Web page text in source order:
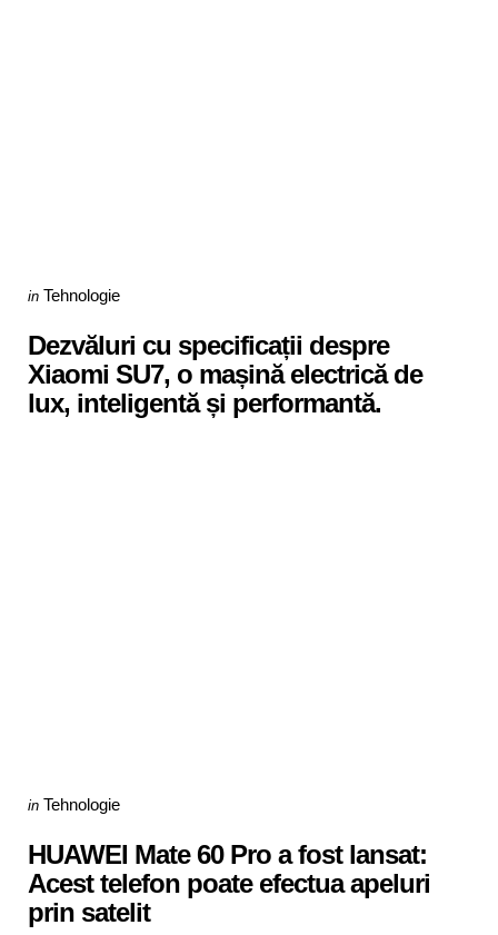
Categories
Posted
in Tehnologie
Dezvăluri cu specificații despre
Xiaomi SU7, o mașină electrică de
lux, inteligentă și performantă.
Categories
Posted
in Tehnologie
HUAWEI Mate 60 Pro a fost lansat:
Acest telefon poate efectua apeluri
prin satelit